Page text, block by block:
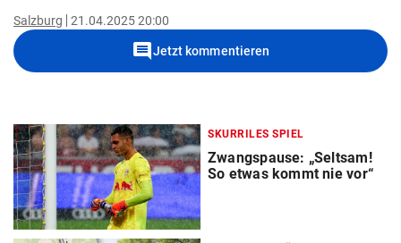
Salzburg 21.04.2025 20:00
commentJetzt kommentieren
SKURRILES SPIEL
Zwangspause: „Seltsam!
So etwas kommt nie vor“